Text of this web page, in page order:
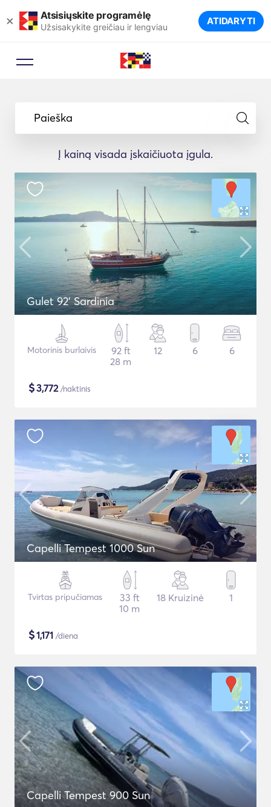
× Atsisiųskite programėlę
Užsisakykite greičiau ir lengviau ATIDARYTI
Paieška
Į kainą visada įskaičiuota įgula.
Gulet 92' Sardinia
Motorinis burlaivis
92 ft
28 m
12 6 6
$3,772/naktinis
Capelli Tempest 1000 Sun
Tvirtas pripučiamas
33 ft
10 m
18 Kruizinė 1
$1,171 /diena
Capelli Tempest 900 Sun
Leiskite kelionių ekspertui pasiūlyti
idealias jachtas jūsų kelionei.